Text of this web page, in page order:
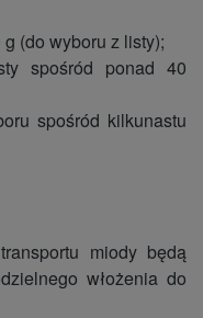
(do wyboru z listy);
spośród ponad 40
spośród kilkunastu
miody będą
włożenia do